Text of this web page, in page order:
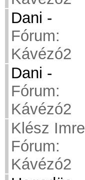
Dani -
Fórum:
Kávézó2
Dani -
Fórum:
Kávézó2
Klész Imre
Fórum:
Kávézó2